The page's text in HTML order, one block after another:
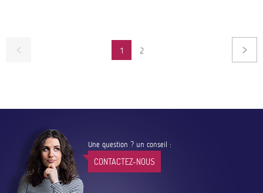
1
PAGE
2
Une question ? un conseil :
CONTACTEZ-NOUS